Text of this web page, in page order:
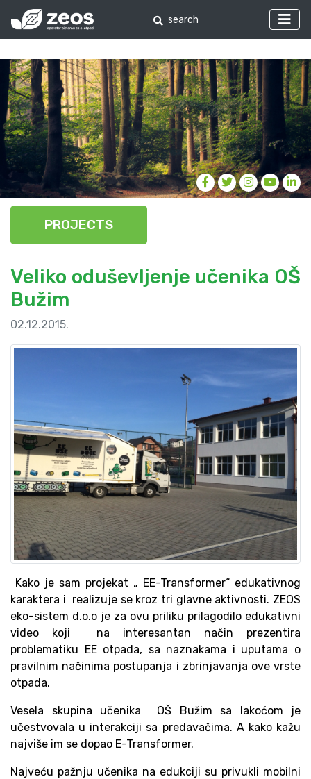
PROJECTS
Veliko oduševljenje učenika OŠ
Bužim
02.12.2015.
Kako je sam projekat „ EE-Transformer“ edukativnog
karaktera i realizuje se kroz tri glavne aktivnosti. ZEOS
eko-sistem d.o.o je za ovu priliku prilagodilo edukativni
video koji na interesantan način prezentira
problematiku EE otpada, sa naznakama i uputama o
pravilnim načinima postupanja i zbrinjavanja ove vrste
otpada.
Vesela skupina učenika OŠ Bužim sa lakoćom je
učestvovala u interakciji sa predavačima. A kako kažu
najviše im se dopao E-Transformer.
Najveću pažnju učenika na edukciji su privukli mobilni